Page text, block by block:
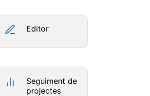
Editor
Seguiment de
projectes